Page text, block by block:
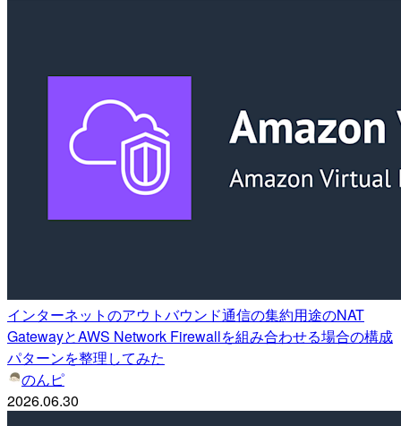
インターネットのアウトバウンド通信の集約用途のNAT
GatewayとAWS Network Firewallを組み合わせる場合の構成
パターンを整理してみた
のんピ
2026.06.30